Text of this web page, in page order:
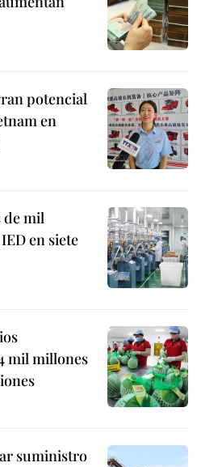
potencial
en
de mil
en siete
mil millones
suministro